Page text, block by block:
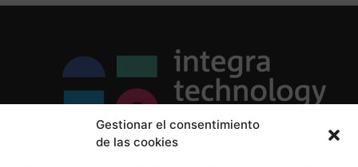
Gestionar el consentimiento
de las cookies